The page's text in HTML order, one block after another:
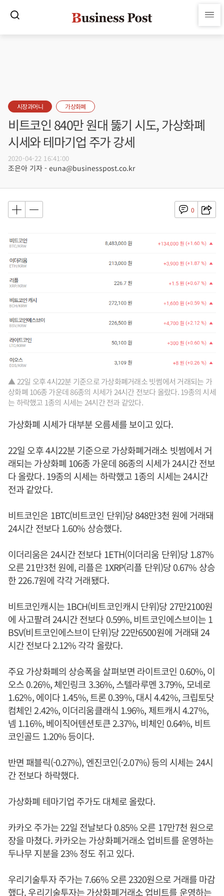
시장과머니 가상화폐
비트코인 840만 원대 뚫기 시도, 가상화폐
시세와 테마기업 주가 강세
2020-04-22 16:41:00
조은아 기자 - euna@businesspost.co.kr
0
▲ 22일 오후 4시22분 기준으로 가상화폐거래소 빗썸에서 거래되는 가
상화폐 106종 가운데 86종의 시세가 24시간 전보다 올랐다. 19종의 시세
는 하락했고 1종의 시세는 24시간 전과 같았다.
가상화폐 시세가 대부분 오름세를 보이고 있다.
22일 오후 4시22분 기준으로 가상화폐거래소 빗썸에서 거
래되는 가상화폐 106종 가운데 86종의 시세가 24시간 전보
다 올랐다. 19종의 시세는 하락했고 1종의 시세는 24시간
전과 같았다.
비트코인은 1BTC(비트코인 단위)당 848만3천 원에 거래돼
24시간 전보다 1.60% 상승했다.
이더리움은 24시간 전보다 1ETH(이더리움 단위)당 1.87%
오른 21만3천 원에, 리플은 1XRP(리플 단위)당 0.67% 상승
한 226.7원에 각각 거래됐다.
비트코인캐시는 1BCH(비트코인캐시 단위)당 27만2100원
에 사고팔려 24시간 전보다 0.59%, 비트코인에스브이는 1
BSV(비트코인에스브이 단위)당 22만6500원에 거래돼 24
시간 전보다 2.12% 각각 올랐다.
주요 가상화폐의 상승폭을 살펴보면 라이트코인 0.60%, 이
오스 0.26%, 체인링크 3.36%, 스텔라루멘 3.79%, 모네로
1.62%, 에이다 1.45%, 트론 0.39%, 대시 4.42%, 크립토닷
컴체인 2.42%, 이더리움클래식 1.96%, 제트캐시 4.27%,
넴 1.16%, 베이직어텐션토큰 2.37%, 비체인 0.64%, 비트
코인골드 1.20% 등이다.
반면 패블릭(-0.27%), 엔진코인(-2.07%) 등의 시세는 24시
간 전보다 하락했다.
가상화폐 테마기업 주가도 대체로 올랐다.
카카오 주가는 22일 전날보다 0.85% 오른 17만7천 원으로
장을 마쳤다. 카카오는 가상화폐거래소 업비트를 운영하는
두나무 지분을 23% 정도 쥐고 있다.
우리기술투자 주가는 7.66% 오른 2320원으로 거래를 마감
했다. 우리기술투자는 가상화폐거래소 업비트를 운영하는